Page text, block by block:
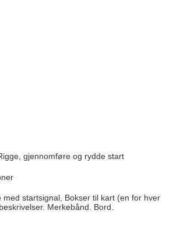
gjennomføre og rydde start
med startsignal, Bokser til kart (en for hver
Merkebånd. Bord.